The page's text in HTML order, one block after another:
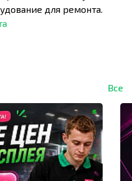
для ремонта.
Все